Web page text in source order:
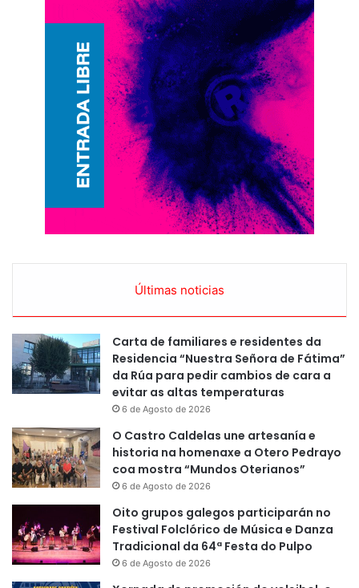
Últimas noticias
Carta de familiares e residentes da
Residencia “Nuestra Señora de Fátima”
da Rúa para pedir cambios de cara a
evitar as altas temperaturas
6 de Agosto de 2026
O Castro Caldelas une artesanía e
historia na homenaxe a Otero Pedrayo
coa mostra “Mundos Oterianos”
6 de Agosto de 2026
Oito grupos galegos participarán no
Festival Folclórico de Música e Danza
Tradicional da 64ª Festa do Pulpo
6 de Agosto de 2026